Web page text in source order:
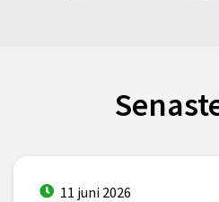
11 juni 2026